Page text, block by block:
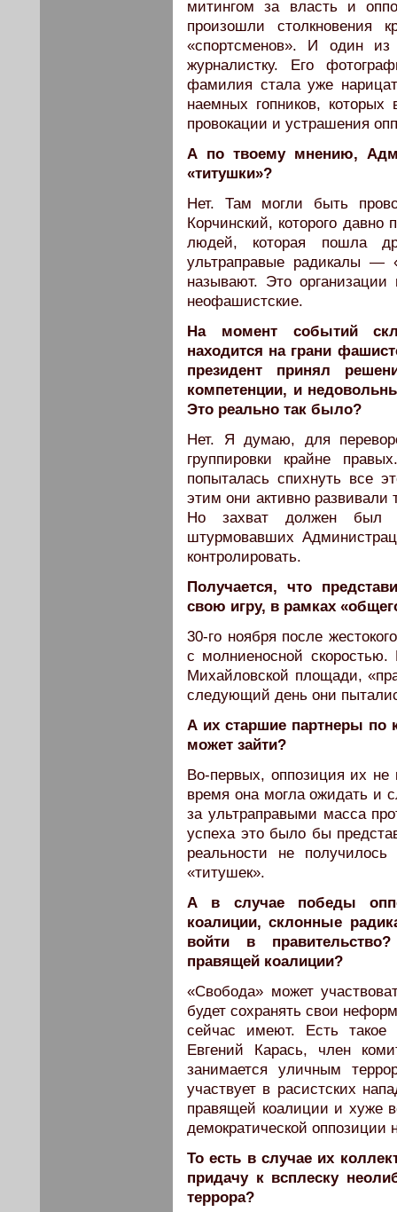
митингом за власть и
произошли столкновения
«спортсменов». И один
журналистку. Его
фамилия стала уже
наемных гопников, которых
провокации и устрашения
А по твоему мнению,
«титушки»?
Нет. Там могли быть
Корчинский, которого давно
людей, которая пошла
ультраправые радикалы —
называют. Это
неофашистские.
На момент событий
находится на грани
президент принял
компетенции, и
Это реально так было?
Нет. Я думаю, для
группировки крайне
попыталась спихнуть все
этим они активно
Но захват должен был
штурмовавших
контролировать.
Получается, что
свою игру, в рамках
30-го ноября после
с молниеносной
Михайловской площади,
следующий день они
А их старшие партнеры по
может зайти?
Во-первых, оппозиция их не
время она могла ожидать и
за ультраправыми масса
успеха это было бы
реальности не
«титушек».
А в случае победы
коалиции, склонные
войти в
правящей коалиции?
«Свобода» может
будет сохранять свои
сейчас имеют. Есть такое
Евгений Карась, член
занимается уличным
участвует в расистских
правящей коалиции и хуже
демократической оппозиции
То есть в случае их
придачу к всплеску
террора?